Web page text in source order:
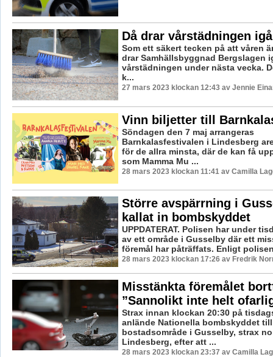
Då drar vårstädningen
Som ett säkert tecken på att våren
drar Samhällsbyggnad Bergslagen
vårstädningen under nästa vecka.
k...
27 mars 2023 klockan 12:43 av Jennie
Vinn biljetter till
Söndagen den 7 maj arrangeras
Barnkalasfestivalen i Lindesberg
för de allra minsta, där de kan få
som Mamma Mu ...
28 mars 2023 klockan 11:41 av Camilla
Större avspärrning i
kallat in bombskyddet
UPPDATERAT. Polisen har under
av ett område i Gusselby där ett
föremål har påträffats. Enligt
28 mars 2023 klockan 17:26 av Fredrik
Misstänkta föremålet
”Sannolikt inte helt
Strax innan klockan 20:30 på
anlände Nationella bombskyddet
bostadsområde i Gusselby, strax
Lindesberg, efter att ...
28 mars 2023 klockan 23:37 av Camilla